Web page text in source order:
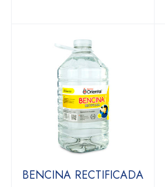
BENCINA RECTIFICADA